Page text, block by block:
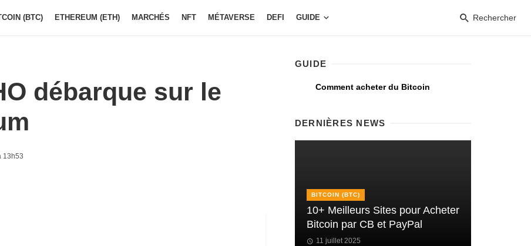
(BTC) ETHEREUM (ETH) MARCHÉS NFT MÉTAVERSE DEFI GUIDE Rechercher
débarque sur le
13h53
GUIDE
Comment acheter du Bitcoin
DERNIÈRES NEWS
BITCOIN (BTC)
10+ Meilleurs Sites pour Acheter
Bitcoin par CB et PayPal
11 juillet 2025